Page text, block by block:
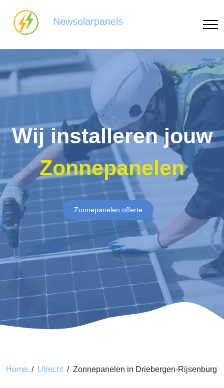
Newsolarpanels
Wij installeren jouw
Zonnepanelen
Zonnepanelen offerte
Home Utrecht Zonnepanelen in Driebergen-Rijsenburg